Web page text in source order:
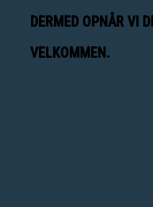
DERMED OPNÅR VI
VELKOMMEN.